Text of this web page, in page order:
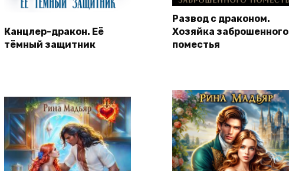
Канцлер-дракон. Её
тёмный защитник
Развод с драконом.
Хозяйка заброшенного
поместья